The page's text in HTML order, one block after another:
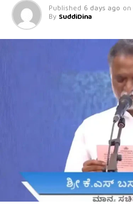
Published 6 days ago on
By SuddiDina